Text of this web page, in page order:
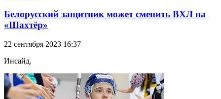
Белорусский защитник может сменить ВХЛ на
«Шахтёр»
22 сентября 2023 16:37
Инсайд.